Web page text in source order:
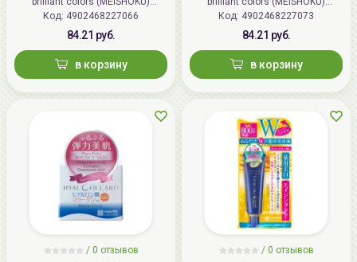
(Япония)
Код: 4902468227066
84.21 руб.
в корзину
(Япония)
Код: 4902468227073
84.21 руб.
в корзину
/ 0 отзывов
/ 0 отзывов